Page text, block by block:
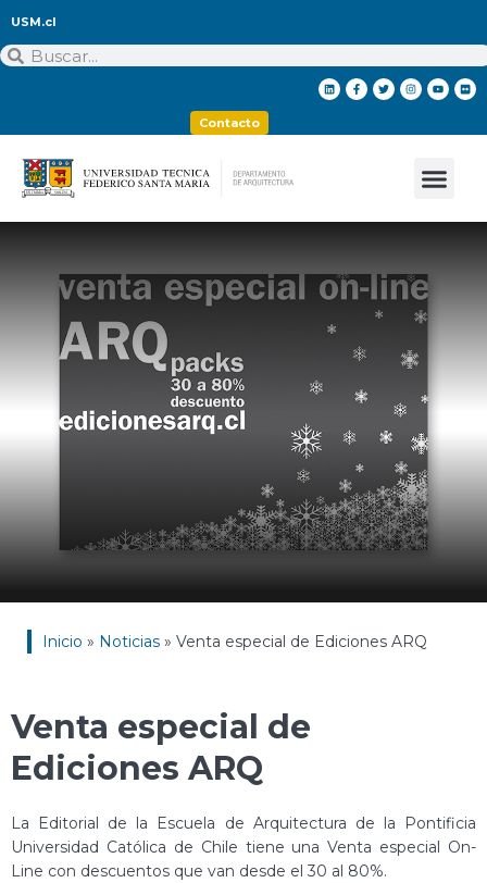
USM.cl
Contacto
Inicio » Noticias » Venta especial de Ediciones ARQ
Venta especial de
Ediciones ARQ
La Editorial de la Escuela de Arquitectura de la Pontificia
Universidad Católica de Chile tiene una Venta especial On-
Line con descuentos que van desde el 30 al 80%.